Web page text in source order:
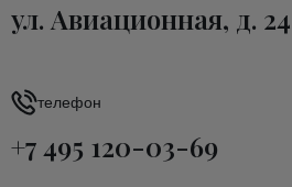
ул. Авиационная, д. 24
телефон
+7 495 120-03-69